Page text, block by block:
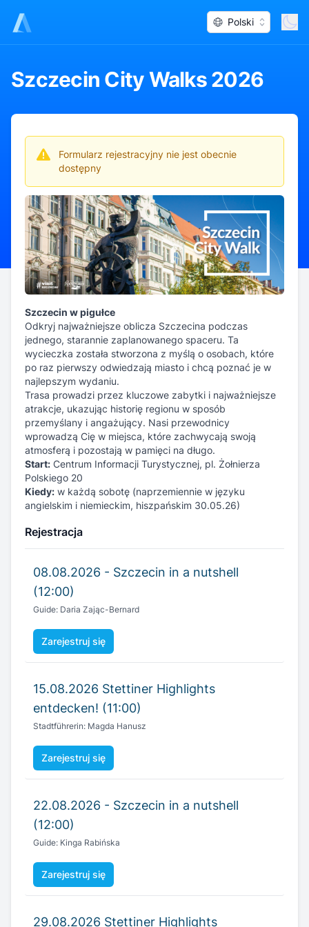
Polski
Szczecin City Walks 2026
Formularz rejestracyjny nie jest obecnie
dostępny
Szczecin w pigułce
Odkryj najważniejsze oblicza Szczecina podczas
jednego, starannie zaplanowanego spaceru. Ta
wycieczka została stworzona z myślą o osobach, które
po raz pierwszy odwiedzają miasto i chcą poznać je w
najlepszym wydaniu.
Trasa prowadzi przez kluczowe zabytki i najważniejsze
atrakcje, ukazując historię regionu w sposób
przemyślany i angażujący. Nasi przewodnicy
wprowadzą Cię w miejsca, które zachwycają swoją
atmosferą i pozostają w pamięci na długo.
Start: Centrum Informacji Turystycznej, pl. Żołnierza
Polskiego 20
Kiedy: w każdą sobotę (naprzemiennie w języku
angielskim i niemieckim, hiszpańskim 30.05.26)
Rejestracja
08.08.2026 - Szczecin in a nutshell
(12:00)
Guide: Daria Zając-Bernard
Zarejestruj się
15.08.2026 Stettiner Highlights
entdecken! (11:00)
Stadtführerin: Magda Hanusz
Zarejestruj się
22.08.2026 - Szczecin in a nutshell
(12:00)
Guide: Kinga Rabińska
Zarejestruj się
29.08.2026 Stettiner Highlights